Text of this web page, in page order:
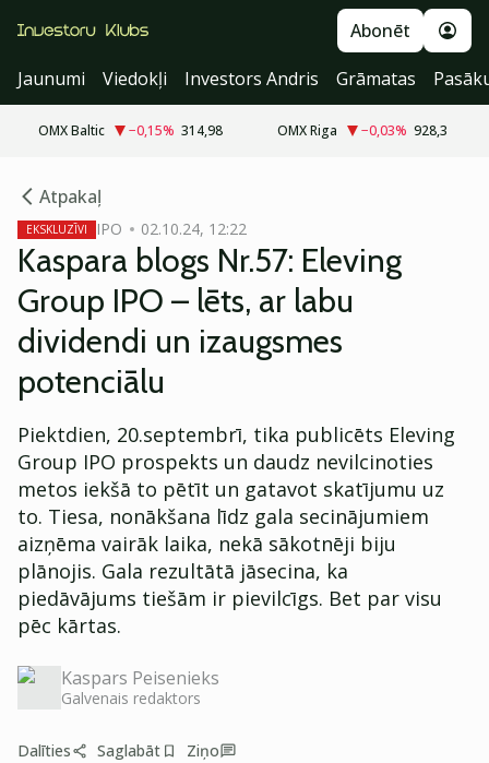
Abonēt
Jaunumi
Viedokļi Investors Andris Grāmatas
OMX Baltic −0,15% 314,98 OMX Riga −0,03% 928,3
Atpakaļ
EKSKLUZĪVI IPO 02.10.24, 12:22
Kaspara blogs Nr.57: Eleving
Group IPO – lēts, ar labu
dividendi un izaugsmes
potenciālu
Piektdien, 20.septembrī, tika publicēts Eleving
Group IPO prospekts un daudz nevilcinoties
metos iekšā to pētīt un gatavot skatījumu uz
to. Tiesa, nonākšana līdz gala secinājumiem
aizņēma vairāk laika, nekā sākotnēji biju
plānojis. Gala rezultātā jāsecina, ka
piedāvājums tiešām ir pievilcīgs. Bet par visu
pēc kārtas.
Kaspars Peisenieks
Galvenais redaktors
Dalīties Saglabāt Ziņo